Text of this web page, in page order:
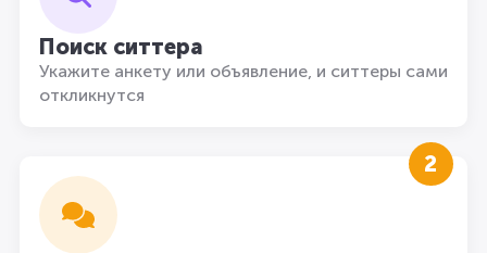
Поиск ситтера
Укажите анкету или объявление, и ситтеры сами
откликнутся
2